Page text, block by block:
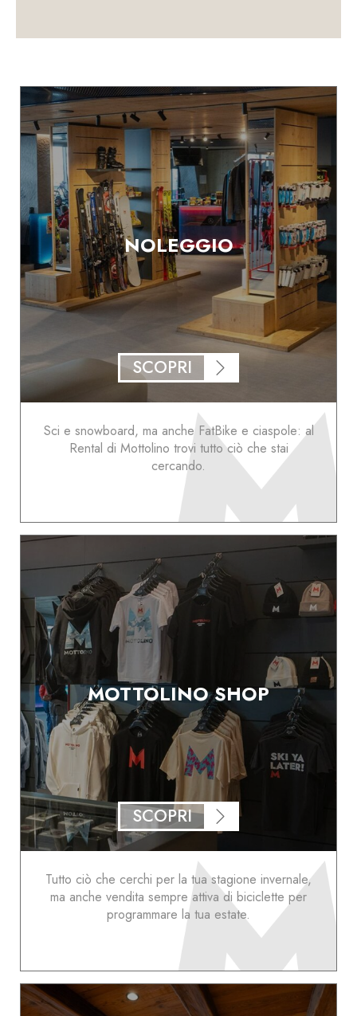
NOLEGGIO
SCOPRI
Sci e snowboard, ma anche FatBike e ciaspole: al
Rental di Mottolino trovi tutto ciò che stai
cercando.
MOTTOLINO SHOP
SCOPRI
Tutto ciò che cerchi per la tua stagione invernale,
ma anche vendita sempre attiva di biciclette per
programmare la tua estate.